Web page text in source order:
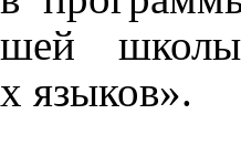
школы
языков».